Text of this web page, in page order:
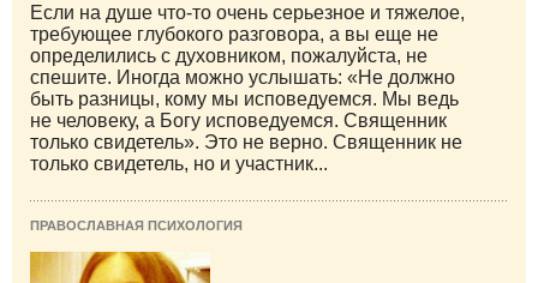
Если на душе что-то очень серьезное и тяжелое,
требующее глубокого разговора, а вы еще не
определились с духовником, пожалуйста, не
спешите. Иногда можно услышать: «Не должно
быть разницы, кому мы исповедуемся. Мы ведь
не человеку, а Богу исповедуемся. Священник
только свидетель». Это не верно. Священник не
только свидетель, но и участник...
ПРАВОСЛАВНАЯ ПСИХОЛОГИЯ